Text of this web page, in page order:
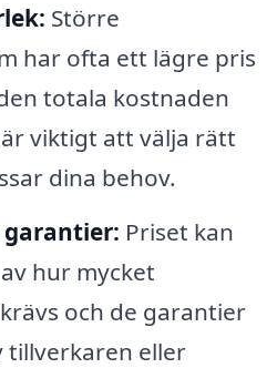
Större
har ofta ett lägre pris
totala kostnaden
viktigt att välja rätt
dina behov.
Priset kan
hur mycket
och de garantier
tillverkaren eller